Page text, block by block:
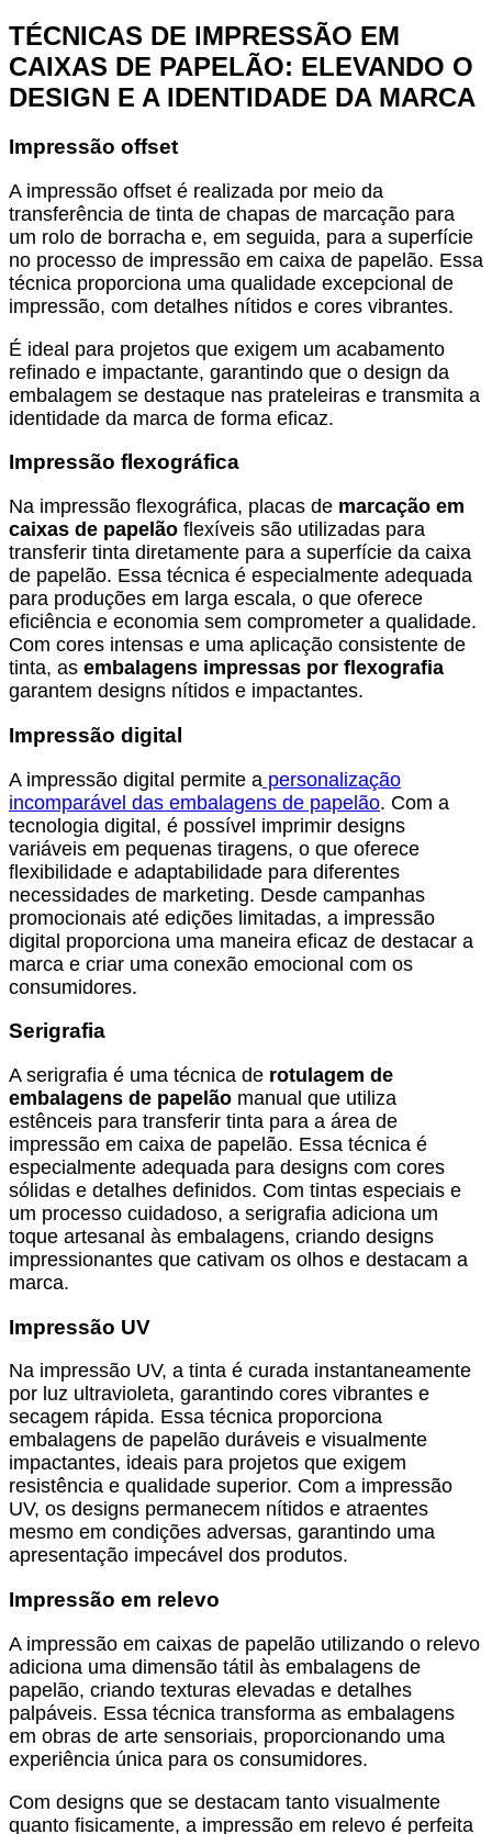
TÉCNICAS DE IMPRESSÃO EM
CAIXAS DE PAPELÃO: ELEVANDO O
DESIGN E A IDENTIDADE DA MARCA
Impressão offset
A impressão offset é realizada por meio da
transferência de tinta de chapas de marcação para
um rolo de borracha e, em seguida, para a superfície
no processo de impressão em caixa de papelão. Essa
técnica proporciona uma qualidade excepcional de
impressão, com detalhes nítidos e cores vibrantes.
É ideal para projetos que exigem um acabamento
refinado e impactante, garantindo que o design da
embalagem se destaque nas prateleiras e transmita a
identidade da marca de forma eficaz.
Impressão flexográfica
Na impressão flexográfica, placas de marcação em
caixas de papelão flexíveis são utilizadas para
transferir tinta diretamente para a superfície da caixa
de papelão. Essa técnica é especialmente adequada
para produções em larga escala, o que oferece
eficiência e economia sem comprometer a qualidade.
Com cores intensas e uma aplicação consistente de
tinta, as embalagens impressas por flexografia
garantem designs nítidos e impactantes.
Impressão digital
A impressão digital permite a personalização
incomparável das embalagens de papelão. Com a
tecnologia digital, é possível imprimir designs
variáveis em pequenas tiragens, o que oferece
flexibilidade e adaptabilidade para diferentes
necessidades de marketing. Desde campanhas
promocionais até edições limitadas, a impressão
digital proporciona uma maneira eficaz de destacar a
marca e criar uma conexão emocional com os
consumidores.
Serigrafia
A serigrafia é uma técnica de rotulagem de
embalagens de papelão manual que utiliza
estênceis para transferir tinta para a área de
impressão em caixa de papelão. Essa técnica é
especialmente adequada para designs com cores
sólidas e detalhes definidos. Com tintas especiais e
um processo cuidadoso, a serigrafia adiciona um
toque artesanal às embalagens, criando designs
impressionantes que cativam os olhos e destacam a
marca.
Impressão UV
Na impressão UV, a tinta é curada instantaneamente
por luz ultravioleta, garantindo cores vibrantes e
secagem rápida. Essa técnica proporciona
embalagens de papelão duráveis e visualmente
impactantes, ideais para projetos que exigem
resistência e qualidade superior. Com a impressão
UV, os designs permanecem nítidos e atraentes
mesmo em condições adversas, garantindo uma
apresentação impecável dos produtos.
Impressão em relevo
A impressão em caixas de papelão utilizando o relevo
adiciona uma dimensão tátil às embalagens de
papelão, criando texturas elevadas e detalhes
palpáveis. Essa técnica transforma as embalagens
em obras de arte sensoriais, proporcionando uma
experiência única para os consumidores.
Com designs que se destacam tanto visualmente
quanto fisicamente, a impressão em relevo é perfeita